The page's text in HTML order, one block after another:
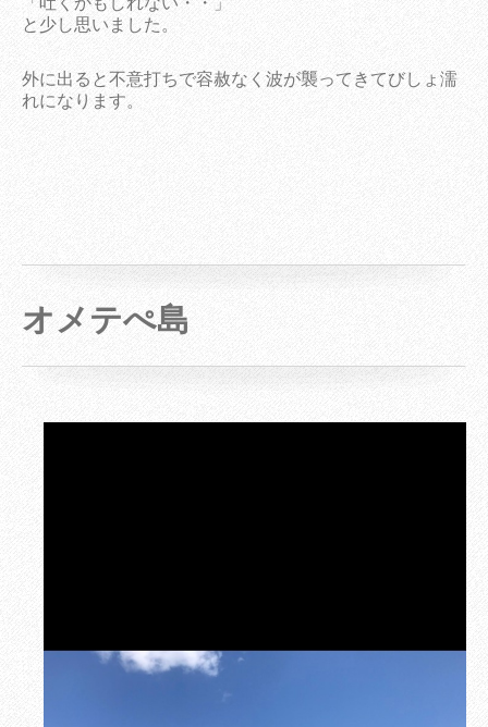
と少し思いました。
外に出ると不意打ちで容赦なく波が襲ってきてびしょ濡
れになります。
オメテぺ島